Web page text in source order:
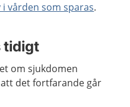
i vården som sparas.
tidigt
om sjukdomen
det fortfarande går